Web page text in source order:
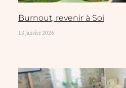
Burnout, revenir à Soi
13 janvier 2026